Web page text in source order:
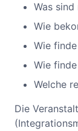
Was
Wie
Wie
Wie
Welche
Die